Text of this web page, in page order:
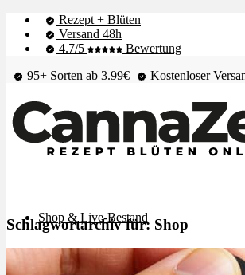
Rezept + Blüten
Versand 48h
4.7/5
Bewertung
95+ Sorten ab 3.99€
Kostenloser
Shop & Live-Bestand
Blüten
Schlagwortarchiv für: Shop